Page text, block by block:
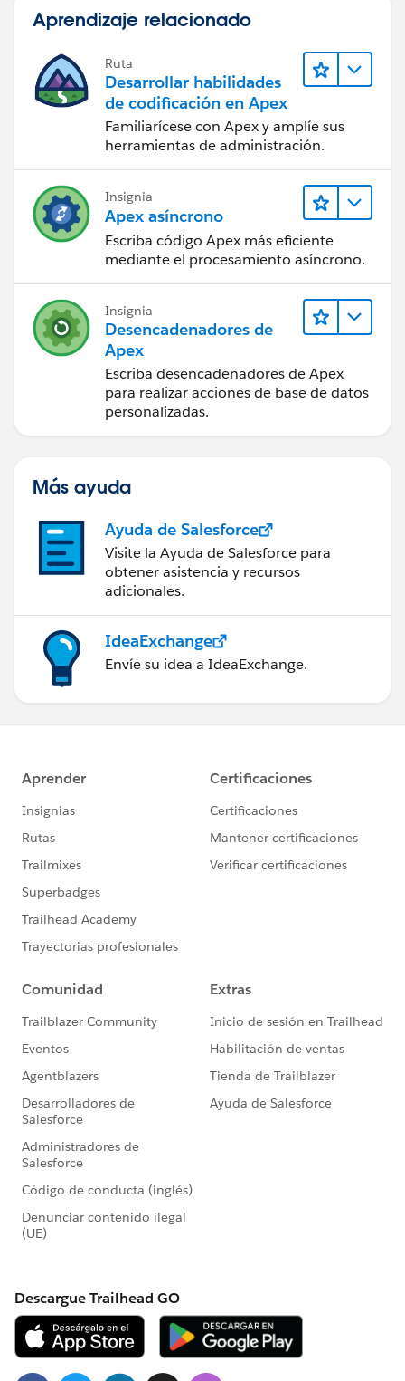
Aprendizaje relacionado
Ruta
Desarrollar habilidades
de codificación en Apex
Familiarícese con Apex y amplíe sus
herramientas de administración.
Insignia
Apex asíncrono
Escriba código Apex más eficiente
mediante el procesamiento asíncrono.
Insignia
Desencadenadores de
Apex
Escriba desencadenadores de Apex
para realizar acciones de base de datos
personalizadas.
Más ayuda
Ayuda de Salesforce
Visite la Ayuda de Salesforce para
obtener asistencia y recursos
adicionales.
IdeaExchange
Envíe su idea a IdeaExchange.